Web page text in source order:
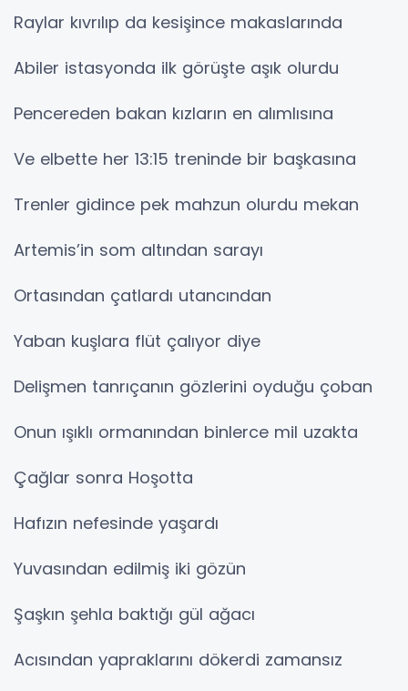
Raylar kıvrılıp da kesişince makaslarında
Abiler istasyonda ilk görüşte aşık olurdu
Pencereden bakan kızların en alımlısına
Ve elbette her 13:15 treninde bir başkasına
Trenler gidince pek mahzun olurdu mekan
Artemis’in som altından sarayı
Ortasından çatlardı utancından
Yaban kuşlara flüt çalıyor diye
Delişmen tanrıçanın gözlerini oyduğu çoban
Onun ışıklı ormanından binlerce mil uzakta
Çağlar sonra Hoşotta
Hafızın nefesinde yaşardı
Yuvasından edilmiş iki gözün
Şaşkın şehla baktığı gül ağacı
Acısından yapraklarını dökerdi zamansız